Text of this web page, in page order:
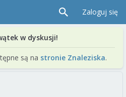
Zaloguj się
w dyskusji!
są na stronie Znaleziska.